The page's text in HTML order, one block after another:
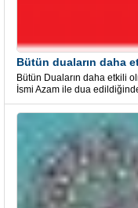
Bütün Duaların daha etkili
İsmi Azam ile dua